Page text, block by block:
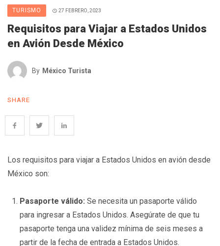
TURISMO 27 FEBRERO, 2023
Requisitos para Viajar a Estados Unidos
en Avión Desde México
By México Turista
SHARE
Los requisitos para viajar a Estados Unidos en avión desde
México son:
Pasaporte válido: Se necesita un pasaporte válido
para ingresar a Estados Unidos. Asegúrate de que tu
pasaporte tenga una validez mínima de seis meses a
partir de la fecha de entrada a Estados Unidos.